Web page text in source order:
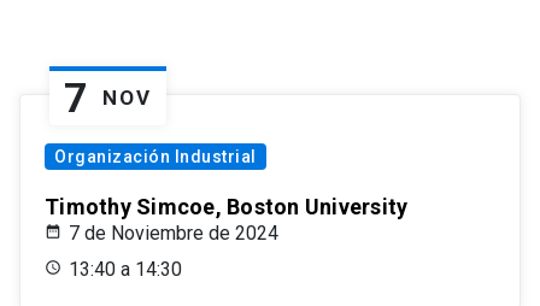
7 NOV
Organización Industrial
Timothy Simcoe, Boston University
7 de Noviembre de 2024
13:40 a 14:30